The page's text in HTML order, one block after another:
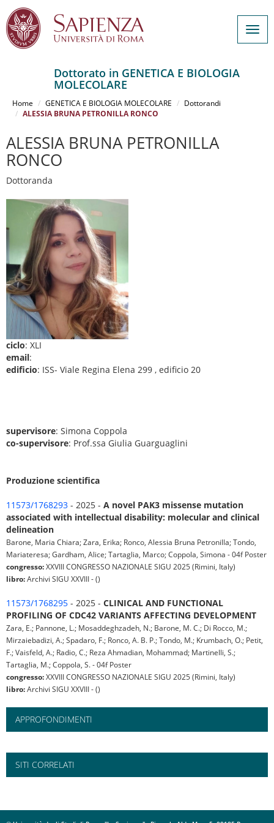
contenuto
Dottorato in GENETICA E BIOLOGIA
MOLECOLARE
Home GENETICA E BIOLOGIA MOLECOLARE
Dottorandi
ALESSIA BRUNA PETRONILLA RONCO
ALESSIA BRUNA PETRONILLA
RONCO
Dottoranda
ciclo: XLI
email:
edificio: ISS- Viale Regina Elena 299 , edificio 20
supervisore: Simona Coppola
co-supervisore: Prof.ssa Giulia Guarguaglini
Produzione scientifica
11573/1768293 - 2025 - A novel PAK3 missense mutation
associated with intellectual disability: molecular and clinical
delineation
Barone, Maria Chiara; Zara, Erika; Ronco, Alessia Bruna Petronilla; Tondo,
Mariateresa; Gardham, Alice; Tartaglia, Marco; Coppola, Simona - 04f Poster
congresso:XXVIII CONGRESSO NAZIONALE SIGU 2025 (Rimini, Italy)
libro:Archivi SIGU XXVIII - ()
11573/1768295 - 2025 - CLINICAL AND FUNCTIONAL
PROFILING OF CDC42 VARIANTS AFFECTING DEVELOPMENT
Zara, E.; Pannone, L.; Mosaddeghzadeh, N.; Barone, M. C.; Di Rocco, M.;
Mirzaiebadizi, A.; Spadaro, F.; Ronco, A. B. P.; Tondo, M.; Krumbach, O.; Petit,
F.; Vaisfeld, A.; Radio, C.; Reza Ahmadian, Mohammad; Martinelli, S.;
Tartaglia, M.; Coppola, S. - 04f Poster
congresso:XXVIII CONGRESSO NAZIONALE SIGU 2025 (Rimini, Italy)
libro:Archivi SIGU XXVIII - ()
APPROFONDIMENTI
SITI CORRELATI